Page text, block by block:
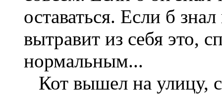
оставаться. Если б
вытравит из себя это,
нормальным...
Кот вышел на улицу,